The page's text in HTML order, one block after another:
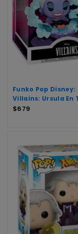
Funko Pop Disney:
Villains: Ursula En
$679